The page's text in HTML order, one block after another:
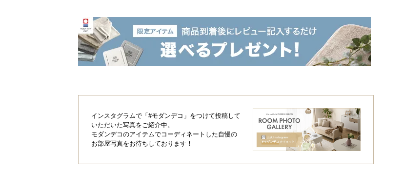
インスタグラムで「#モダンデコ」をつけて投稿して
いただいた写真をご紹介中。
モダンデコのアイテムでコーディネートした自慢の
お部屋写真をお待ちしております！